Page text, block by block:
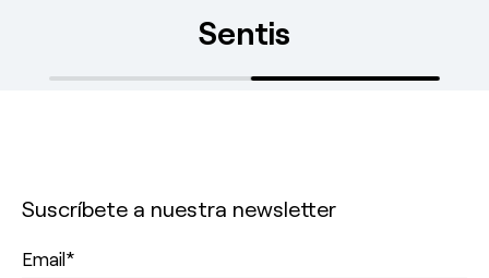
Sentis
Suscríbete a nuestra newsletter